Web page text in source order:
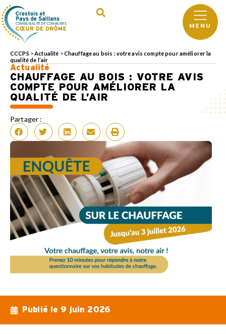
MENU
CCCPS >Actualité >Chauffage au bois : votre avis compte pour améliorer la
qualité de l’air
Actualité
CHAUFFAGE AU BOIS : VOTRE AVIS
COMPTE POUR AMÉLIORER LA
QUALITÉ DE L’AIR
Partager :
Publié le 9 juin 2026